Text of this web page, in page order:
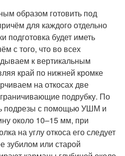
образом готовить под
для каждого отдельно
подготовка будет иметь
с того, что во всех
к вертикальным
край по нижней кромке
на откосах две
подрубку. По
подрезы с помощью УШМ и
около 10–15 мм, при
на углу откоса его следует
зубилом или старой